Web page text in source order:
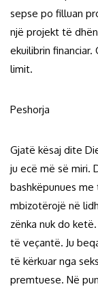
sepse po filluan
një projekt të
ekuilibrin
limit.
Peshorja
Gjatë kësaj dite
ju ecë më së miri.
bashkëpunues
mbizotërojë në
zënka nuk do
të veçantë. Ju
të kërkuar nga
premtuese. Në